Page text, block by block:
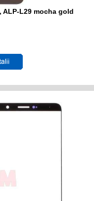
ALP-L29 mocha gold